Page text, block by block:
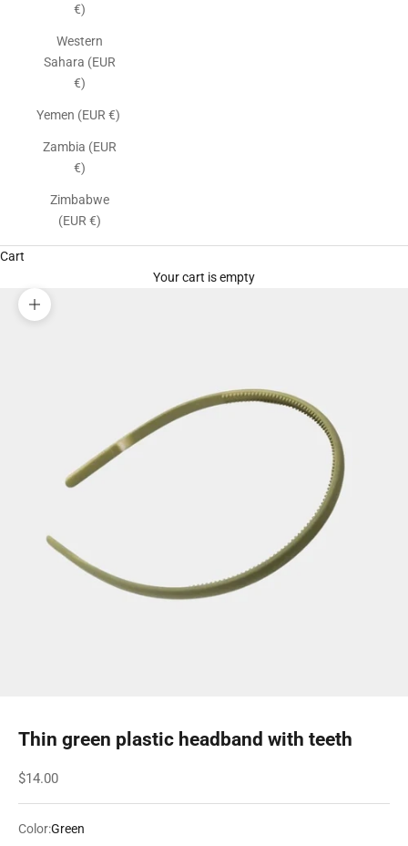
€)
Western
Sahara (EUR
€)
Yemen (EUR €)
Zambia (EUR
€)
Zimbabwe
(EUR €)
Cart
Your cart is empty
Zoom picture
Thin green plastic headband with teeth
Sale price
$14.00
Color:Green